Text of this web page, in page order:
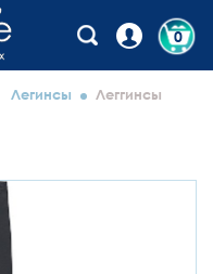
0
Легинсы
Леггинсы